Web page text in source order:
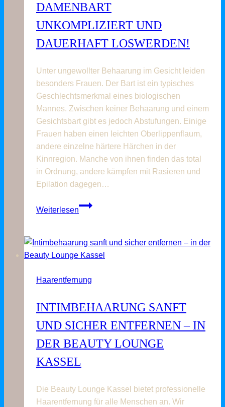
DAMENBART
UNKOMPLIZIERT UND
DAUERHAFT LOSWERDEN!
Unter ungewollter Behaarung im Gesicht leiden
besonders Frauen. Der Bart ist ein typisches
Geschlechtsmerkmal eines biologischen
Mannes. Zwischen keiner Behaarung und einem
Gesichtsbart gibt es jedoch Abstufungen. Einige
Frauen haben einen leichten Oberlippenflaum,
andere einzelne härtere Härchen in der
Kinnregion. Manche von ihnen finden das total
in Ordnung, andere kämpfen mit Rasieren und
Epilation dagegen…
Weiterlesen
Haare
und
Kinn:
Sie
Damenbart
und
dauerhaft
Haarentfernung
INTIMBEHAARUNG SANFT
UND SICHER ENTFERNEN – IN
DER BEAUTY LOUNGE
KASSEL
Die Beauty Lounge Kassel bietet professionelle
Haarentfernung für alle Menschen an. Wir